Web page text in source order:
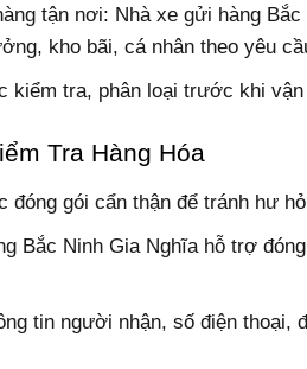
tận nơi: Nhà xe gửi hàng
kho bãi, cá nhân theo yêu
kiểm tra, phân loại trước khi vận
Tra Hàng Hóa
đóng gói cẩn thận để tránh hư
Bắc Ninh Gia Nghĩa hỗ trợ
tin người nhận, số điện thoại,